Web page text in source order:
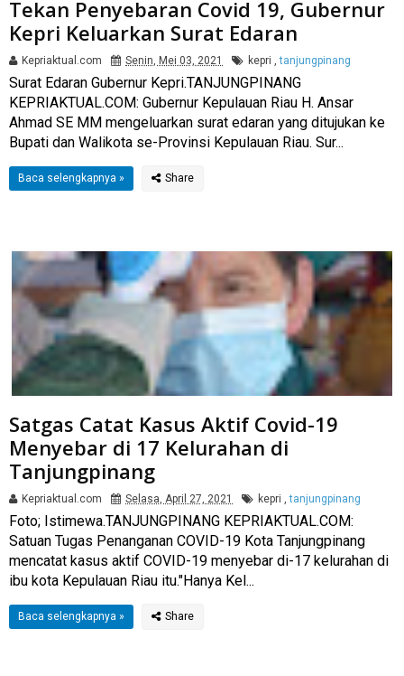
Tekan Penyebaran Covid 19, Gubernur
Kepri Keluarkan Surat Edaran
Kepriaktual.com Senin, Mei 03, 2021 kepri tanjungpinang
Surat Edaran Gubernur Kepri.TANJUNGPINANG
KEPRIAKTUAL.COM: Gubernur Kepulauan Riau H. Ansar
Ahmad SE MM mengeluarkan surat edaran yang ditujukan ke
Bupati dan Walikota se-Provinsi Kepulauan Riau. Sur...
Baca selengkapnya »
Satgas Catat Kasus Aktif Covid-19
Menyebar di 17 Kelurahan di
Tanjungpinang
Kepriaktual.com Selasa, April 27, 2021 kepri tanjungpinang
Foto; Istimewa.TANJUNGPINANG KEPRIAKTUAL.COM:
Satuan Tugas Penanganan COVID-19 Kota Tanjungpinang
mencatat kasus aktif COVID-19 menyebar di-17 kelurahan di
ibu kota Kepulauan Riau itu."Hanya Kel...
Baca selengkapnya »